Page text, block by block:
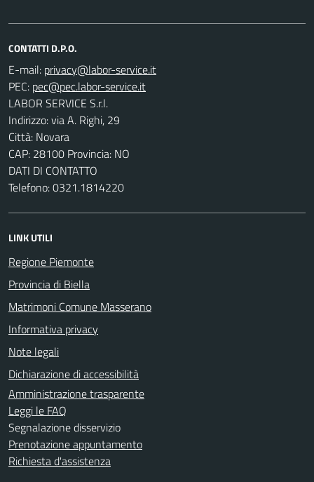
CONTATTI D.P.O.
E-mail:
PEC:
LABOR SERVICE S.r.l.
Indirizzo: via A. Righi, 29
Città: Novara
CAP: 28100 Provincia: NO
DATI DI CONTATTO
Telefono: 0321.1814220
LINK UTILI
Regione Piemonte
Provincia di Biella
Matrimoni Comune Masserano
Informativa privacy
Note legali
Dichiarazione di accessibilità
Amministrazione trasparente
Leggi le FAQ
Segnalazione disservizio
Prenotazione appuntamento
Richiesta d'assistenza